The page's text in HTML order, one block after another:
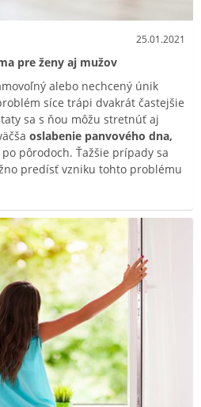
25.01.2021
pre ženy aj mužov
alebo nechcený únik
síce trápi dvakrát častejšie
sa s ňou môžu stretnúť aj
oslabenie panvového dna,
pôrodoch. Ťažšie prípady sa
predísť vzniku tohto problému